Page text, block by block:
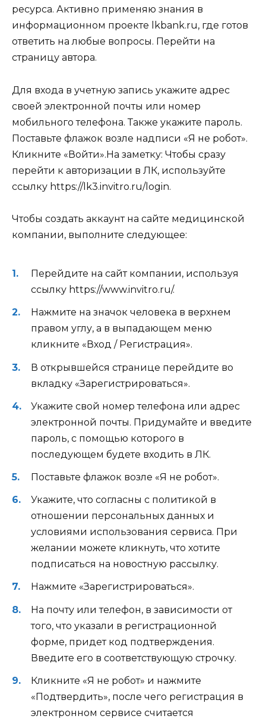
ресурса. Активно применяю знания в
информационном проекте lkbank.ru, где готов
ответить на любые вопросы. Перейти на
страницу автора.
Для входа в учетную запись укажите адрес
своей электронной почты или номер
мобильного телефона. Также укажите пароль.
Поставьте флажок возле надписи «Я не робот».
Кликните «Войти».На заметку: Чтобы сразу
перейти к авторизации в ЛК, используйте
ссылку https://lk3.invitro.ru/login.
Чтобы создать аккаунт на сайте медицинской
компании, выполните следующее:
Перейдите на сайт компании, используя
ссылку https://www.invitro.ru/.
Нажмите на значок человека в верхнем
правом углу, а в выпадающем меню
кликните «Вход / Регистрация».
В открывшейся странице перейдите во
вкладку «Зарегистрироваться».
Укажите свой номер телефона или адрес
электронной почты. Придумайте и введите
пароль, с помощью которого в
последующем будете входить в ЛК.
Поставьте флажок возле «Я не робот».
Укажите, что согласны с политикой в
отношении персональных данных и
условиями использования сервиса. При
желании можете кликнуть, что хотите
подписаться на новостную рассылку.
Нажмите «Зарегистрироваться».
На почту или телефон, в зависимости от
того, что указали в регистрационной
форме, придет код подтверждения.
Введите его в соответствующую строчку.
Кликните «Я не робот» и нажмите
«Подтвердить», после чего регистрация в
электронном сервисе считается